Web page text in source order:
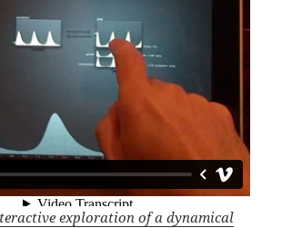
exploration of a dynamical